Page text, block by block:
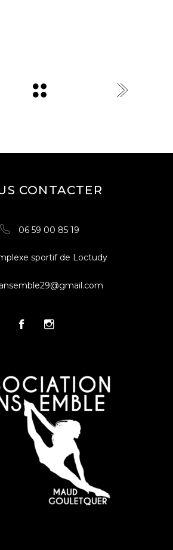
CONTACTER
06 59 00 85 19
sportif de Loctudy